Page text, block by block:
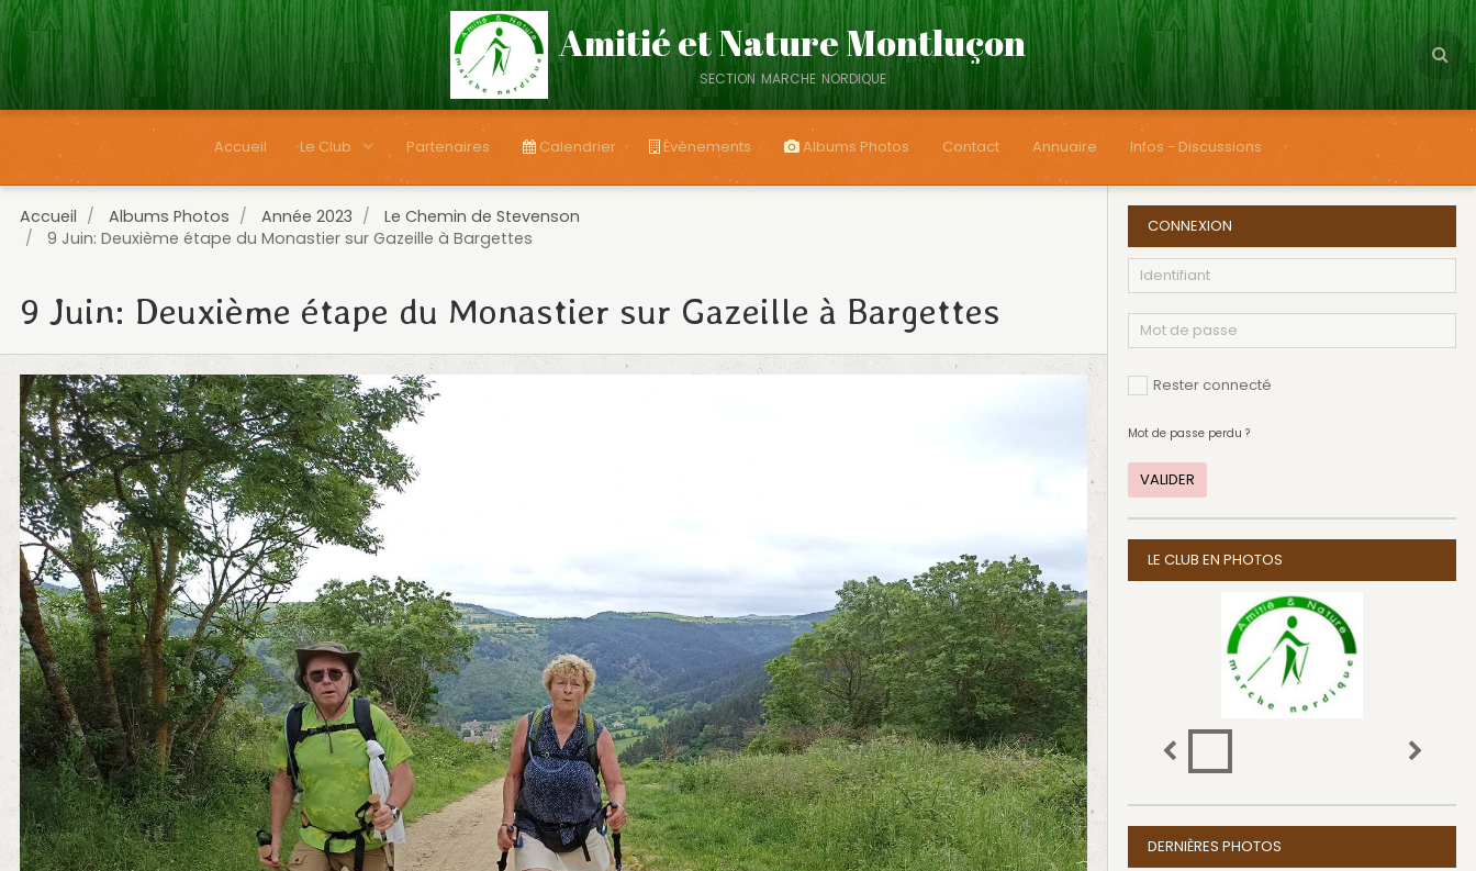
Amitié et Nature Montluçon
section marche nordique
Accueil Le Club Partenaires Calendrier Évènements Albums Photos Contact Annuaire Infos - Discussions
Accueil Albums Photos Année 2023
Le Chemin de Stevenson
9 Juin: Deuxième étape du Monastier sur Gazeille à Bargettes
9 Juin: Deuxième étape du Monastier sur Gazeille à Bargettes
CONNEXION
Rester connecté
Mot de passe perdu ?
VALIDER
LE CLUB EN PHOTOS
DERNIÈRES PHOTOS